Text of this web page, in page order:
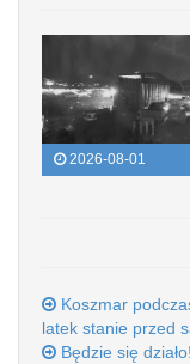
2026-08-01
Koszmar
latek stanie przed
Będzie się